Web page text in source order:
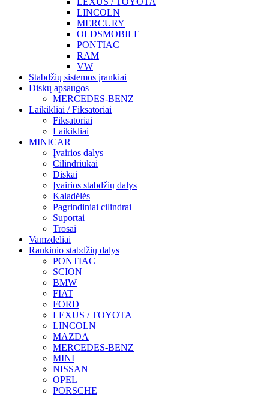
LINCOLN
MERCURY
OLDSMOBILE
PONTIAC
RAM
VW
Stabdžių sistemos įrankiai
Diskų apsaugos
MERCEDES-BENZ
Laikikliai / Fiksatoriai
Fiksatoriai
Laikikliai
MINICAR
Įvairios dalys
Cilindriukai
Diskai
Įvairios stabdžių dalys
Kaladėlės
Pagrindiniai cilindrai
Suportai
Trosai
Vamzdeliai
Rankinio stabdžių dalys
PONTIAC
SCION
BMW
FIAT
FORD
LEXUS / TOYOTA
LINCOLN
MAZDA
MERCEDES-BENZ
MINI
NISSAN
OPEL
PORSCHE